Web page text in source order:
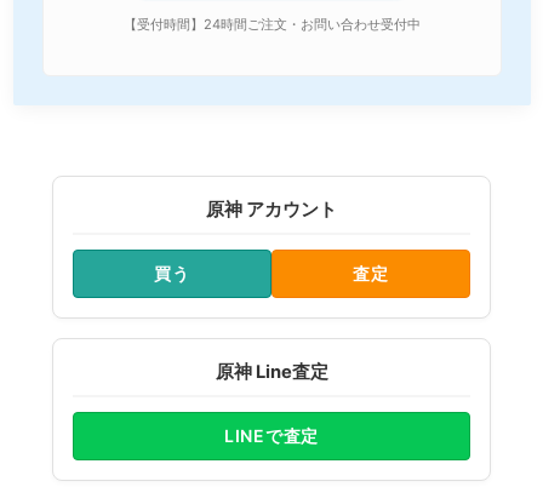
【受付時間】24時間ご注文・お問い合わせ受付中
原神 アカウント
買う 査定
原神 Line査定
LINEで査定